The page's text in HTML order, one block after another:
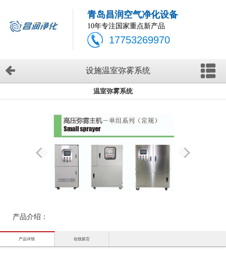
青岛昌润空气净化设备
10年专注国家重点新产品
17753269970
设施温室弥雾系统
温室弥雾系统
产品介绍：
产品详情 在线留言